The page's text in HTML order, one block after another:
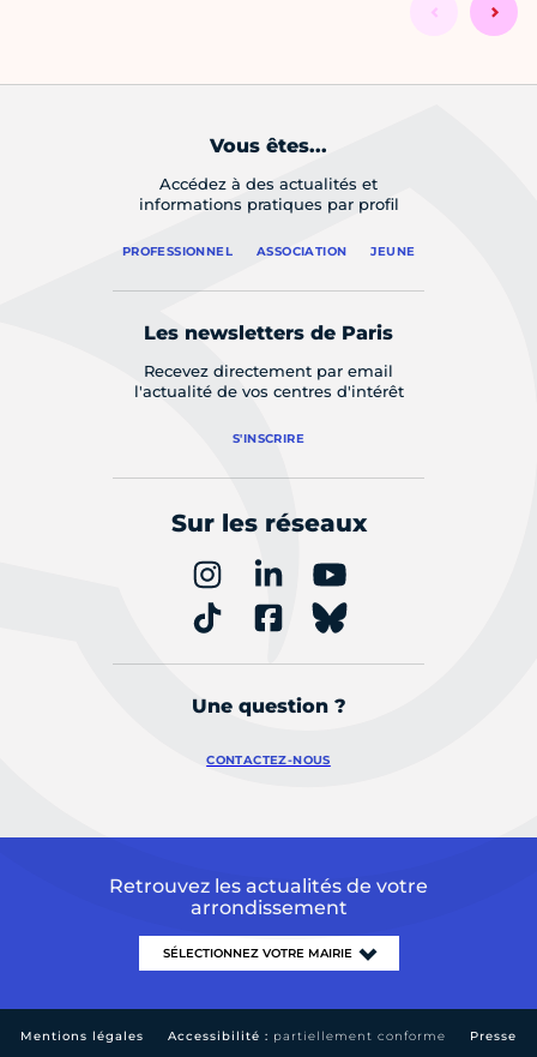
Vous êtes...
Accédez à des actualités et
informations pratiques par profil
PROFESSIONNEL ASSOCIATION JEUNE
Les newsletters de Paris
Recevez directement par email
l'actualité de vos centres d'intérêt
S'INSCRIRE
Sur les réseaux
Une question ?
CONTACTEZ-NOUS
Retrouvez les actualités de votre
arrondissement
Mentions légales Accessibilité : partiellement conforme Presse